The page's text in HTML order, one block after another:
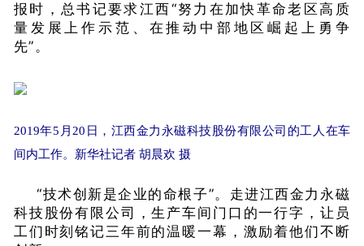
报时，总书记要求江西“努力在加快革命老区高质
量发展上作示范、在推动中部地区崛起上勇争
先”。
2019年5月20日，江西金力永磁科技股份有限公司的工人在车
间内工作。新华社记者 胡晨欢 摄
“技术创新是企业的命根子”。走进江西金力永磁
科技股份有限公司，生产车间门口的一行字，让员
工们时刻铭记三年前的温暖一幕，激励着他们不断